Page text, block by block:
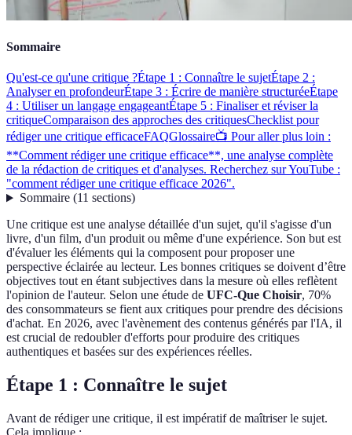
Sommaire
Qu'est-ce qu'une critique ?Étape 1 : Connaître le sujetÉtape 2 :
Analyser en profondeurÉtape 3 : Écrire de manière structuréeÉtape
4 : Utiliser un langage engageantÉtape 5 : Finaliser et réviser la
critiqueComparaison des approches des critiquesChecklist pour
rédiger une critique efficaceFAQGlossaire📺 Pour aller plus loin :
**Comment rédiger une critique efficace**, une analyse complète
de la rédaction de critiques et d'analyses. Recherchez sur YouTube :
"comment rédiger une critique efficace 2026".
Sommaire(11 sections)
Une critique est une analyse détaillée d'un sujet, qu'il s'agisse d'un
livre, d'un film, d'un produit ou même d'une expérience. Son but est
d'évaluer les éléments qui la composent pour proposer une
perspective éclairée au lecteur. Les bonnes critiques se doivent d’être
objectives tout en étant subjectives dans la mesure où elles reflètent
l'opinion de l'auteur. Selon une étude de UFC-Que Choisir, 70%
des consommateurs se fient aux critiques pour prendre des décisions
d'achat. En 2026, avec l'avènement des contenus générés par l'IA, il
est crucial de redoubler d'efforts pour produire des critiques
authentiques et basées sur des expériences réelles.
Étape 1 : Connaître le sujet
Avant de rédiger une critique, il est impératif de maîtriser le sujet.